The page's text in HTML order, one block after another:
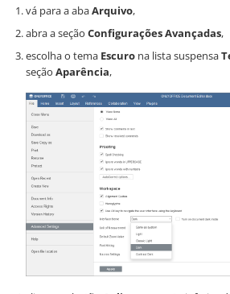
vá para a abaArquivo,
abra a seção Configurações Avançadas,
escolha o tema Escuro na lista suspensa
seção Aparência,